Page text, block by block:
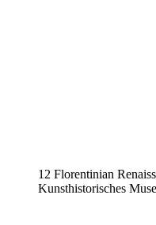
12 Florentinian
Kunsthistorisches